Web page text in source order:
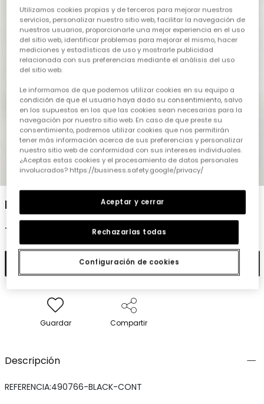
1 2 3 4 5 6
Pantalón felpa denim niña negro
19,95 €
Añadir
Guardar Compartir
Descripción
REFERENCIA:490766-BLACK-CONT
Utilizamos cookies propias y de terceros para mejorar nuestros
servicios, personalizar nuestro sitio web, facilitar la navegación de
nuestros usuarios, proporcionarle una mejor experiencia en el uso
del sitio web, identificar problemas para mejorar el mismo, hacer
mediciones y estadísticas de uso y mostrarle publicidad
relacionada con sus preferencias mediante el análisis del uso
del sitio web.
Le informamos de que podemos utilizar cookies en su equipo a
condición de que el usuario haya dado su consentimiento, salvo
en los supuestos en los que las cookies sean necesarias para la
navegación por nuestro sitio web. En caso de que preste su
consentimiento, podremos utilizar cookies que nos permitirán
tener más información acerca de sus preferencias y personalizar
nuestro sitio web de conformidad con sus intereses individuales.
¿Aceptas estas cookies y el procesamiento de datos personales
involucrados? https://business.safety.google/privacy/
Configuración de cookies
Rechazarlas todas
Aceptar y cerrar